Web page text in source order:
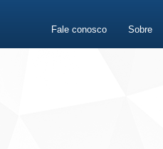
Fale conosco Sobre